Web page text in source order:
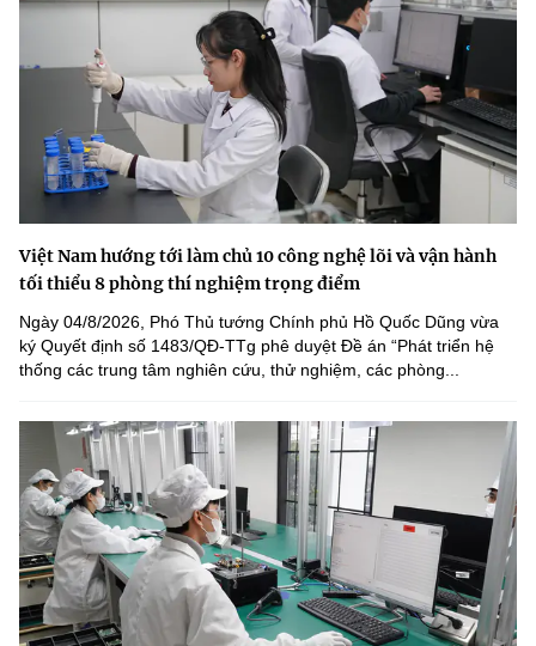
Việt Nam hướng tới làm chủ 10 công nghệ lõi và vận hành
tối thiểu 8 phòng thí nghiệm trọng điểm
Ngày 04/8/2026, Phó Thủ tướng Chính phủ Hồ Quốc Dũng vừa
ký Quyết định số 1483/QĐ-TTg phê duyệt Đề án “Phát triển hệ
thống các trung tâm nghiên cứu, thử nghiệm, các phòng...